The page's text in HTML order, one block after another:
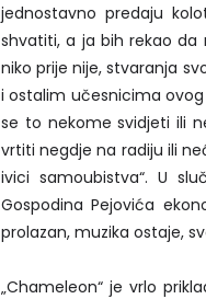
jednostavno predaju
shvatiti, a ja bih rekao
niko prije nije, stvaranja
i ostalim učesnicima
se to nekome svidjeti ili
vrtiti negdje na radiju ili
ivici samoubistva“. U
Gospodina Pejovića
prolazan, muzika ostaje,
„Chameleon“ je vrlo